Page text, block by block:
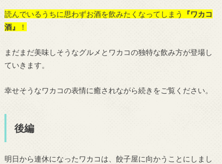
読んでいるうちに思わずお酒を飲みたくなってしまう
『ワカコ
酒』
！
まだまだ美味しそうなグルメとワカコの独特な飲み方が登場し
ていきます。
幸せそうなワカコの表情に癒されながら続きをご覧ください。
後編
明日から連休になったワカコは、餃子屋に向かうことにしまし